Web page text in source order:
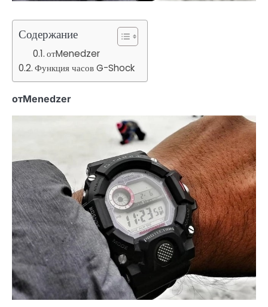
Содержание
отMenedzer
Функция часов G-Shock
отMenedzer